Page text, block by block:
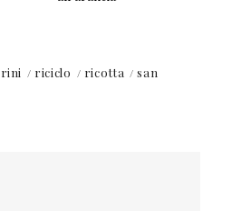
riciclo ricotta
san